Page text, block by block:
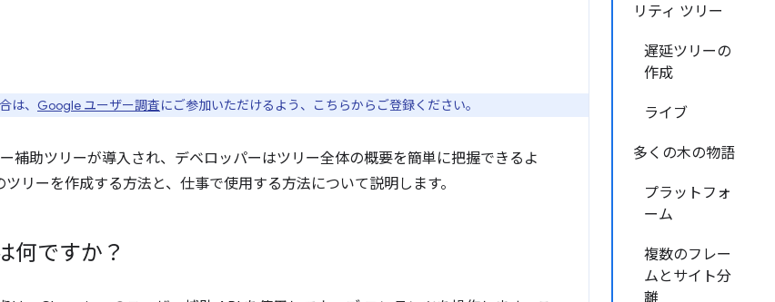
リティ ツリー
遅延ツリーの
作成
ライブ
多くの木の物語
プラットフォ
ーム
複数のフレー
ムとサイト分
離
は、 Google ユーザー調査にご参加いただけるよう、こちらからご登録ください。
補助ツリーが導入され、デベロッパーはツリー全体の概要を簡単に把握できるよ
リーを作成する方法と、仕事で使用する方法について説明します。
何ですか？